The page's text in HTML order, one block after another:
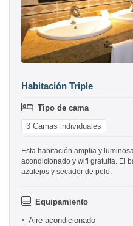
Habitación Triple
Tipo de cama
3 Camas individuales
Esta habitación amplia y
acondicionado y wifi gratuita. El
azulejos y secador de pelo.
Equipamiento
Aire acondicionado